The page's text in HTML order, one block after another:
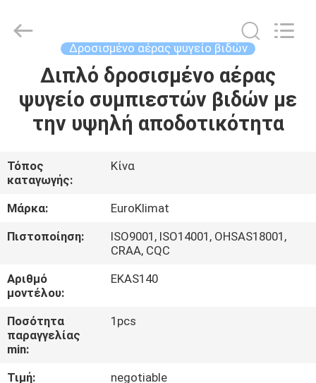
ΣΠΊΤΙ
ΠΡΟΪΌΝΤΑ
ΠΕΡΊΠΟΥ
ΕΜΕΊΣ
ΓΎΡΟΣ
ΕΡΓΟΣΤΑΣΊΩΝ
ΠΟΙΟΤΙΚΌΣ
ΈΛΕΓΧΟΣ
ΜΑΣ
Conditioning
Reserved.
Δροσισμένο αέρας ψυγείο βιδών
Διπλό δροσισμένο αέρας
ψυγείο συμπιεστών βιδών με
την υψηλή αποδοτικότητα
Τόπος
καταγωγής:
Κίνα
Μάρκα:
EuroKlimat
Πιστοποίηση:
ISO9001, ISO14001, OHSAS18001,
CRAA, CQC
Αριθμό
μοντέλου:
EKAS140
Ποσότητα
παραγγελίας
min:
1pcs
Τιμή:
negotiable